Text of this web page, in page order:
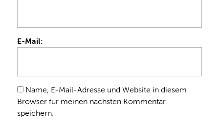
E-Mail:
Name, E-Mail-Adresse und Website in diesem
Browser für meinen nächsten Kommentar
speichern.